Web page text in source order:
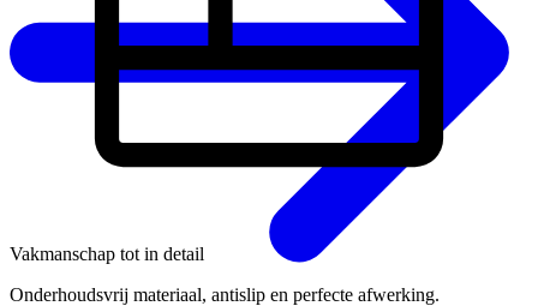
Vakmanschap tot in detail
Onderhoudsvrij materiaal, antislip en perfecte afwerking.